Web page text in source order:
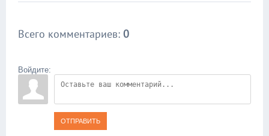
Всего комментариев: 0
Войдите:
ОТПРАВИТЬ